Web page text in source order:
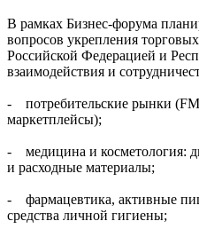
В рамках Бизнес-форума
вопросов укрепления
Российской Федерацией и
взаимодействия и
- потребительские рынки
маркетплейсы);
- медицина и косметология:
и расходные материалы;
- фармацевтика, активные
средства личной гигиены;